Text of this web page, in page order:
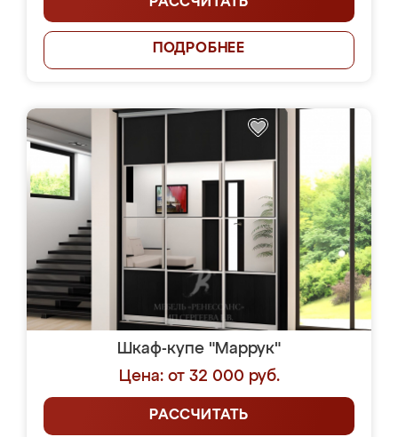
ПОДРОБНЕЕ
Шкаф-купе "Маррук"
Цена: от 32 000 руб.
РАССЧИТАТЬ